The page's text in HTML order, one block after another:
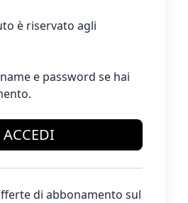
è riservato agli
e password se hai
ACCEDI
di abbonamento sul